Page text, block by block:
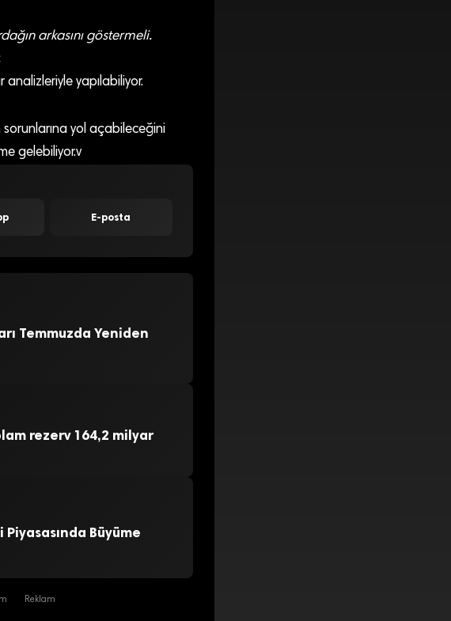
arkasını göstermeli.
yapılabiliyor.
sorunlarına yol açabileceğini
gelebiliyor.v
E-posta
Temmuzda Yeniden
rezerv 164,2 milyar
Büyüme
Reklam